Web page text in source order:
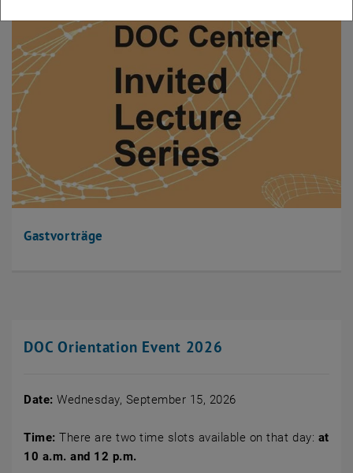
Gastvorträge
DOC Orientation Event 2026
Date: Wednesday, September 15, 2026
Time: There are two time slots available on that day: at
10 a.m. and 12 p.m.